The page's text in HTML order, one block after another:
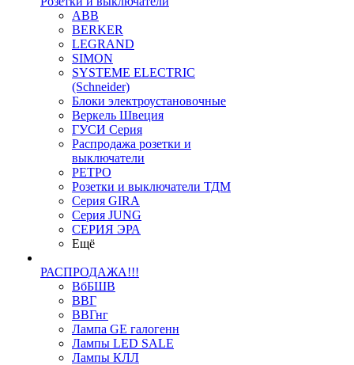
ABB
BERKER
LEGRAND
SIMON
SYSTEME ELECTRIC
(Schneider)
Блоки электроустановочные
Веркель Швеция
ГУСИ Серия
Распродажа розетки и
выключатели
РЕТРО
Розетки и выключатели ТДМ
Серия GIRA
Серия JUNG
СЕРИЯ ЭРА
Ещё
РАСПРОДАЖА!!!
ВбБШВ
ВВГ
ВВГнг
Лампа GE галогенн
Лампы LED SALE
Лампы КЛЛ